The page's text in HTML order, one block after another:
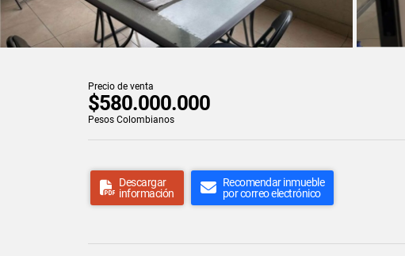
Precio de venta
$580.000.000
Pesos Colombianos
Descargar
información
Recomendar inmueble
por correo electrónico